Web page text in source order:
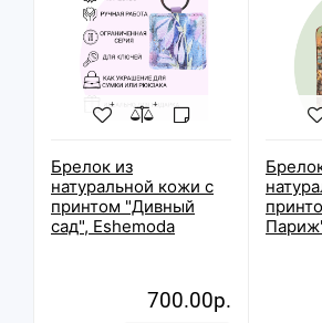
Брелок из
натуральной кожи с
принтом "Дивный
сад", Eshemoda
700.00р.